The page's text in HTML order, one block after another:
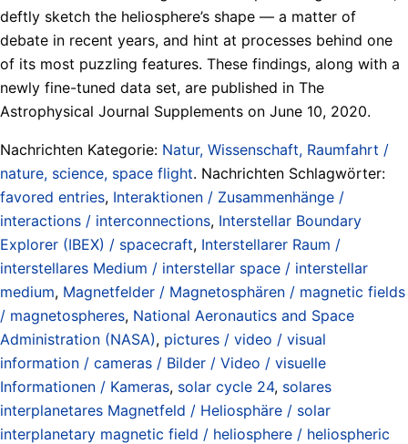
deftly sketch the heliosphere’s shape — a matter of
debate in recent years, and hint at processes behind one
of its most puzzling features. These findings, along with a
newly fine-tuned data set, are published in The
Astrophysical Journal Supplements on June 10, 2020.
Nachrichten Kategorie: Natur, Wissenschaft, Raumfahrt /
nature, science, space flight. Nachrichten Schlagwörter:
favored entries, Interaktionen / Zusammenhänge /
interactions / interconnections, Interstellar Boundary
Explorer (IBEX) / spacecraft, Interstellarer Raum /
interstellares Medium / interstellar space / interstellar
medium, Magnetfelder / Magnetosphären / magnetic fields
/ magnetospheres, National Aeronautics and Space
Administration (NASA), pictures / video / visual
information / cameras / Bilder / Video / visuelle
Informationen / Kameras, solar cycle 24, solares
interplanetares Magnetfeld / Heliosphäre / solar
interplanetary magnetic field / heliosphere / heliospheric